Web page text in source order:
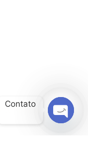
Rápido,
Contato